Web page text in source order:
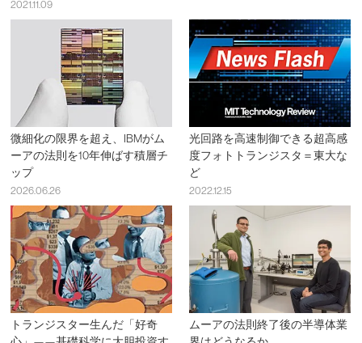
2021.11.09
微細化の限界を超え、IBMがム
ーアの法則を10年伸ばす積層チ
ップ
2026.06.26
光回路を高速制御できる超高感
度フォトトランジスタ＝東大な
ど
2022.12.15
トランジスター生んだ「好奇
ムーアの法則終了後の半導体業